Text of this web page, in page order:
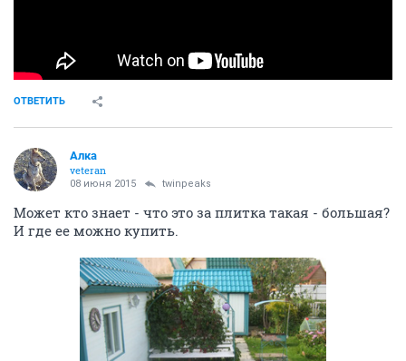
ОТВЕТИТЬ
Алка
veteran
08 июня 2015 twinpeaks
Может кто знает - что это за плитка такая - большая?
И где ее можно купить.